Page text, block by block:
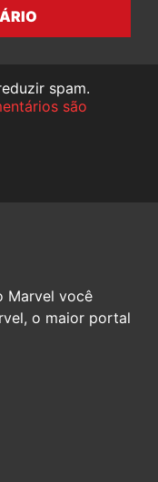
spam.
são
Marvel você
o maior portal